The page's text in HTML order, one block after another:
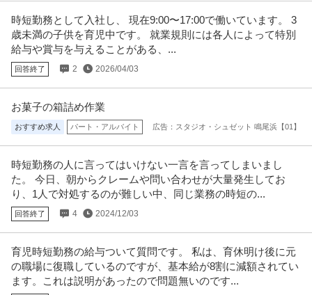
時短勤務として入社し、 現在9:00〜17:00で働いています。 3
歳未満の子供を育児中です。 就業規則には各人によって特別
給与や賞与を与えることがある、...
回答終了 2 2026/04/03
お菓子の箱詰め作業
おすすめ求人 パート・アルバイト 広告：スタジオ・シュゼット 鳴尾浜【01】
時短勤務の人に言ってはいけない一言を言ってしまいまし
た。 今日、朝からクレームや問い合わせが大量発生してお
り、1人で対処するのが難しい中、同じ業務の時短の...
回答終了 4 2024/12/03
育児時短勤務の給与ついて質問です。 私は、育休明け後に元
の職場に復職しているのですが、基本給が8割に減額されてい
ます。これは説明があったので問題無いのです...